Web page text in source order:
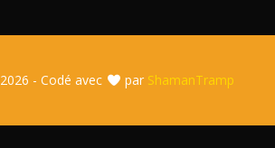
2026 - Codé avec par ShamanTramp